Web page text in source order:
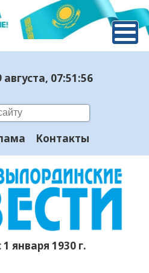
августа, 07:51:57
Контакты
января 1930 г.